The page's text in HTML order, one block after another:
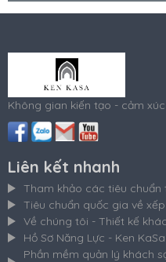
Không gian kiến tạo - cảm
Liên kết nhanh
Tham khảo các tiêu chuẩn
Tiêu chuẩn quốc gia về
Về chúng tôi - Thiết kế
Hồ Sơ Năng Lực - Ken KaSa
Phần mềm quản lý khách